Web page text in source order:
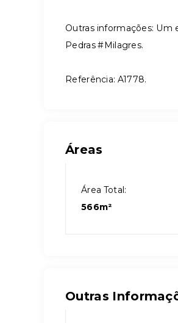
Outras informações: Um
Pedras #Milagres.
Referência: A1778.
Áreas
Área Total:
566m²
Outras